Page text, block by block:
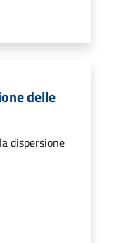
delle
dispersione